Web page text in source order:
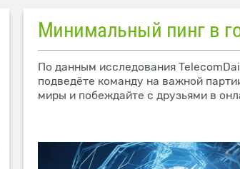
Минимальный пинг в
По данным исследования
подведёте команду на важной
миры и побеждайте с друзьями в